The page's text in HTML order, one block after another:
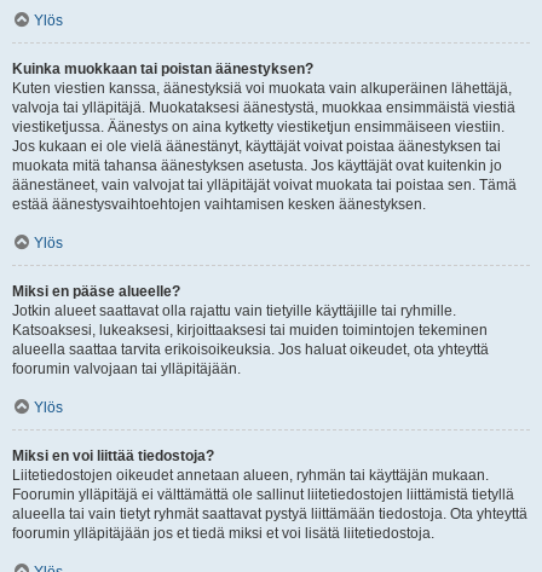
Ylös
Kuinka muokkaan tai poistan äänestyksen?
Kuten viestien kanssa, äänestyksiä voi muokata vain alkuperäinen lähettäjä,
valvoja tai ylläpitäjä. Muokataksesi äänestystä, muokkaa ensimmäistä viestiä
viestiketjussa. Äänestys on aina kytketty viestiketjun ensimmäiseen viestiin.
Jos kukaan ei ole vielä äänestänyt, käyttäjät voivat poistaa äänestyksen tai
muokata mitä tahansa äänestyksen asetusta. Jos käyttäjät ovat kuitenkin jo
äänestäneet, vain valvojat tai ylläpitäjät voivat muokata tai poistaa sen. Tämä
estää äänestysvaihtoehtojen vaihtamisen kesken äänestyksen.
Ylös
Miksi en pääse alueelle?
Jotkin alueet saattavat olla rajattu vain tietyille käyttäjille tai ryhmille.
Katsoaksesi, lukeaksesi, kirjoittaaksesi tai muiden toimintojen tekeminen
alueella saattaa tarvita erikoisoikeuksia. Jos haluat oikeudet, ota yhteyttä
foorumin valvojaan tai ylläpitäjään.
Ylös
Miksi en voi liittää tiedostoja?
Liitetiedostojen oikeudet annetaan alueen, ryhmän tai käyttäjän mukaan.
Foorumin ylläpitäjä ei välttämättä ole sallinut liitetiedostojen liittämistä tietyllä
alueella tai vain tietyt ryhmät saattavat pystyä liittämään tiedostoja. Ota yhteyttä
foorumin ylläpitäjään jos et tiedä miksi et voi lisätä liitetiedostoja.